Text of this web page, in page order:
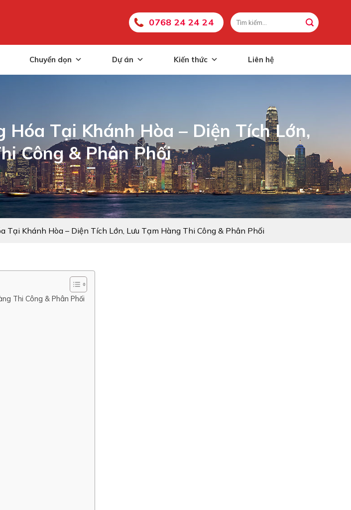
0768 24 24 24
Chuyển dọn Dự án Kiến thức Liên hệ
Hóa Tại Khánh Hòa – Diện Tích Lớn,
Công & Phân Phối
Tại Khánh Hòa – Diện Tích Lớn, Lưu Tạm Hàng Thi Công & Phân Phối
Thi Công & Phân Phối